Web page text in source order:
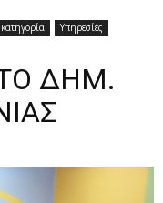
Υπηρεσίες
ΔΗΜ.